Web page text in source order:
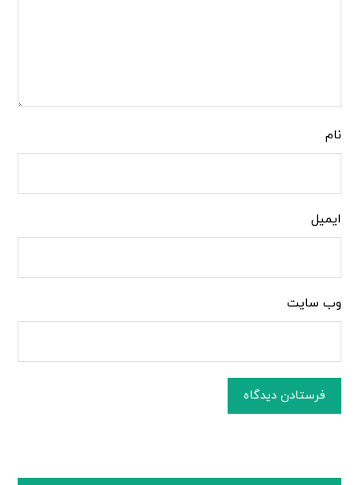
نام
ایمیل
وب‌ سایت
فرستادن دیدگاه